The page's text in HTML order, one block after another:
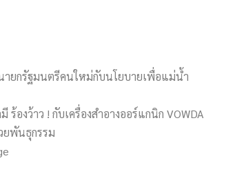
ายกรัฐมนตรีคนใหม่กับนโยบายเพื่อแม่น้ำ
ร้องว้าว ! กับเครื่องสำอางออร์แกนิก VOWDA
ยพันธุกรรม